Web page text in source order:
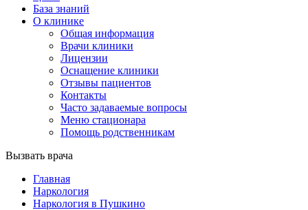
База знаний
О клинике
Общая информация
Врачи клиники
Лицензии
Оснащение клиники
Отзывы пациентов
Контакты
Часто задаваемые вопросы
Меню стационара
Помощь родственникам
Вызвать врача
Главная
Наркология
Наркология в Пушкино